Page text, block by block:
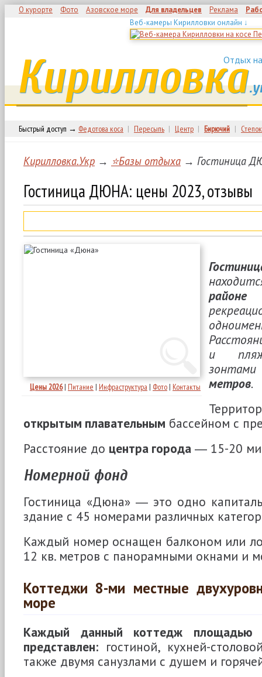
О курорте Фото Азовское море Для владельцев Реклама
Веб-камеры Кирилловки онлайн ↓
Отдых
Кирилловка
Быстрый доступ → Федотова коса | Пересыпь | Центр | Бирючий | Степок
Кирилловка.Укр → ⭐Базы отдыха → Гостиница
Гостиница ДЮНА: цены 2023, отзывы
Цены 2026| Питание | Инфраструктура | Фото | Контакты
районе
и
метров.
открытым плавательным бассейном с
Расстояние до центра города ― 15-20
Номерной фонд
Гостиница «Дюна» ― это одно
здание с 45 номерами различных
Каждый номер оснащен балконом или
12 кв. метров с панорамными окнами и
Коттеджи 8-ми местные
море
Каждый данный коттедж площадью
представлен: гостиной, кухней-
также двумя санузлами с душем и